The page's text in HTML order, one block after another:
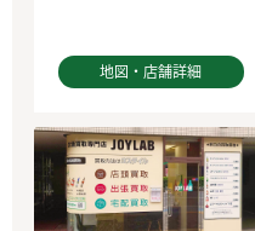
地図・店舗詳細